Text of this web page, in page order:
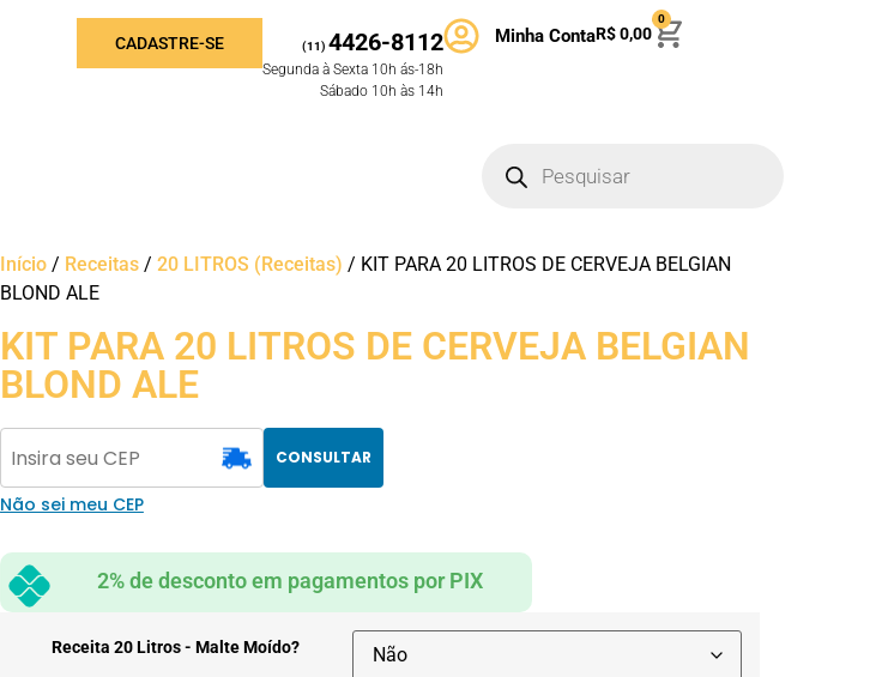
CADASTRE-SE (11) 4426-8112
Segunda à Sexta 10h ás-18h
Sábado 10h às 14h
Minha ContaR$0,00
0
Início/ Receitas/ 20 LITROS (Receitas) / KIT PARA 20 LITROS DE CERVEJA BELGIAN
BLOND ALE
KIT PARA 20 LITROS DE CERVEJA BELGIAN
BLOND ALE
CONSULTAR
Não sei meu CEP
2% de desconto em pagamentos por PIX
Receita 20 Litros - Malte Moído?